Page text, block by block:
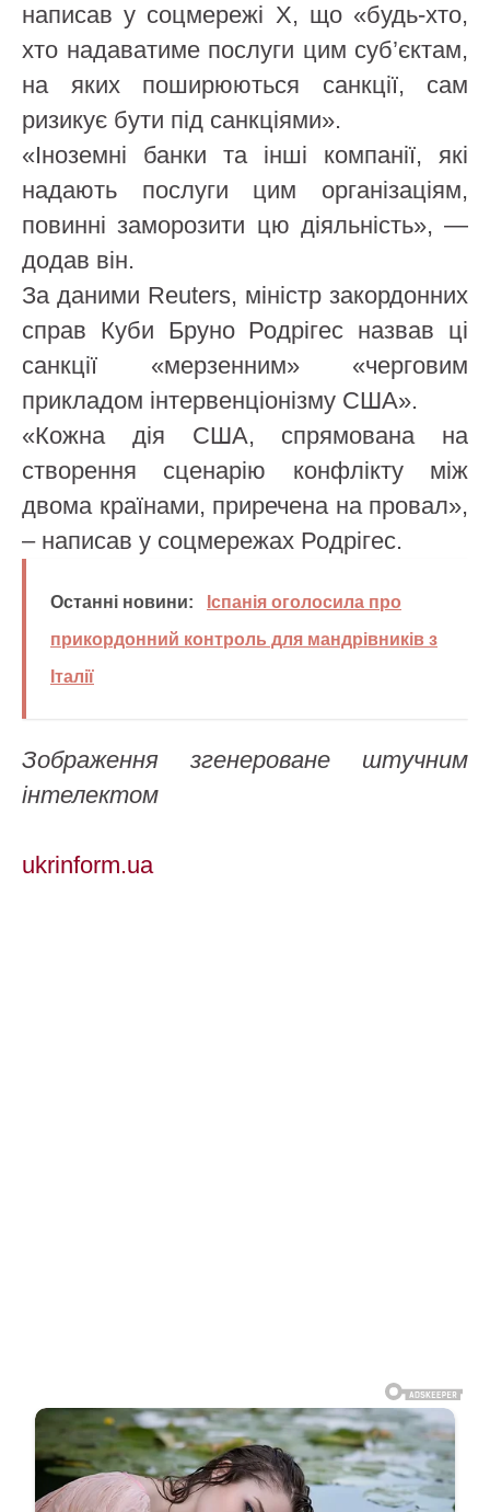
написав у соцмережі Х, що «будь-хто,
хто надаватиме послуги цим суб’єктам,
на яких поширюються санкції, сам
ризикує бути під санкціями».
«Іноземні банки та інші компанії, які
надають послуги цим організаціям,
повинні заморозити цю діяльність», —
додав він.
За даними Reuters, міністр закордонних
справ Куби Бруно Родрігес назвав ці
санкції «мерзенним» «черговим
прикладом інтервенціонізму США».
«Кожна дія США, спрямована на
створення сценарію конфлікту між
двома країнами, приречена на провал»,
– написав у соцмережах Родрігес.
Останні новини:
Іспанія оголосила про
прикордонний контроль для мандрівників з
Італії
Зображення згенероване штучним
інтелектом
ukrinform.ua